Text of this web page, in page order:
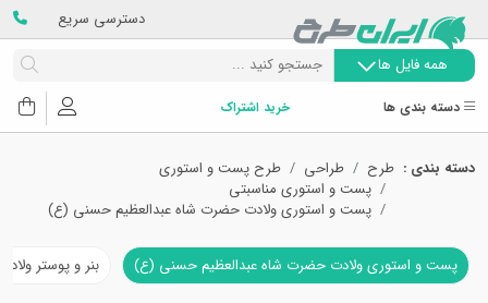
دسترسی سریع
همه فایل ها
دسته بندی ها خرید اشتراک
دسته بندی : طرح طراحی
طرح پست و استوری
پست و استوری مناسبتی
پست و استوری ولادت حضرت شاه عبدالعظیم حسنی (ع)
پست و استوری ولادت حضرت شاه عبدالعظیم حسنی (ع) بنر و پوستر